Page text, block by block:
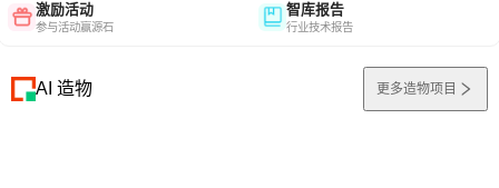
激励活动
参与活动赢源石
智库报告
行业技术报告
AI 造物 更多造物项目